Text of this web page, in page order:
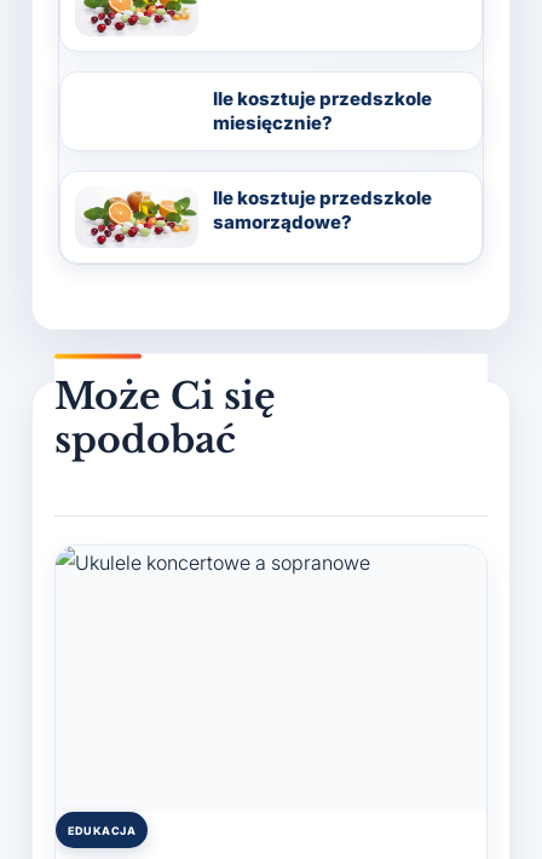
Ile kosztuje przedszkole
miesięcznie?
Ile kosztuje przedszkole
samorządowe?
Posted
EDUKACJA